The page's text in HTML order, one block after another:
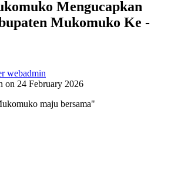
Mengucapkan
Mukomuko Ke -
on 24 February 2026
maju bersama"